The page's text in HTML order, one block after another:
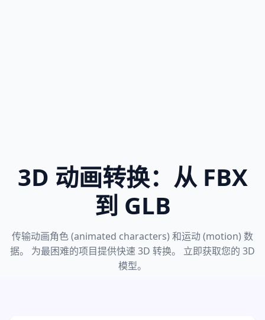
3D 动画转换：从 FBX
到 GLB
传输动画角色 (animated characters) 和运动 (motion) 数
据。 为最困难的项目提供快速 3D 转换。 立即获取您的 3D
模型。